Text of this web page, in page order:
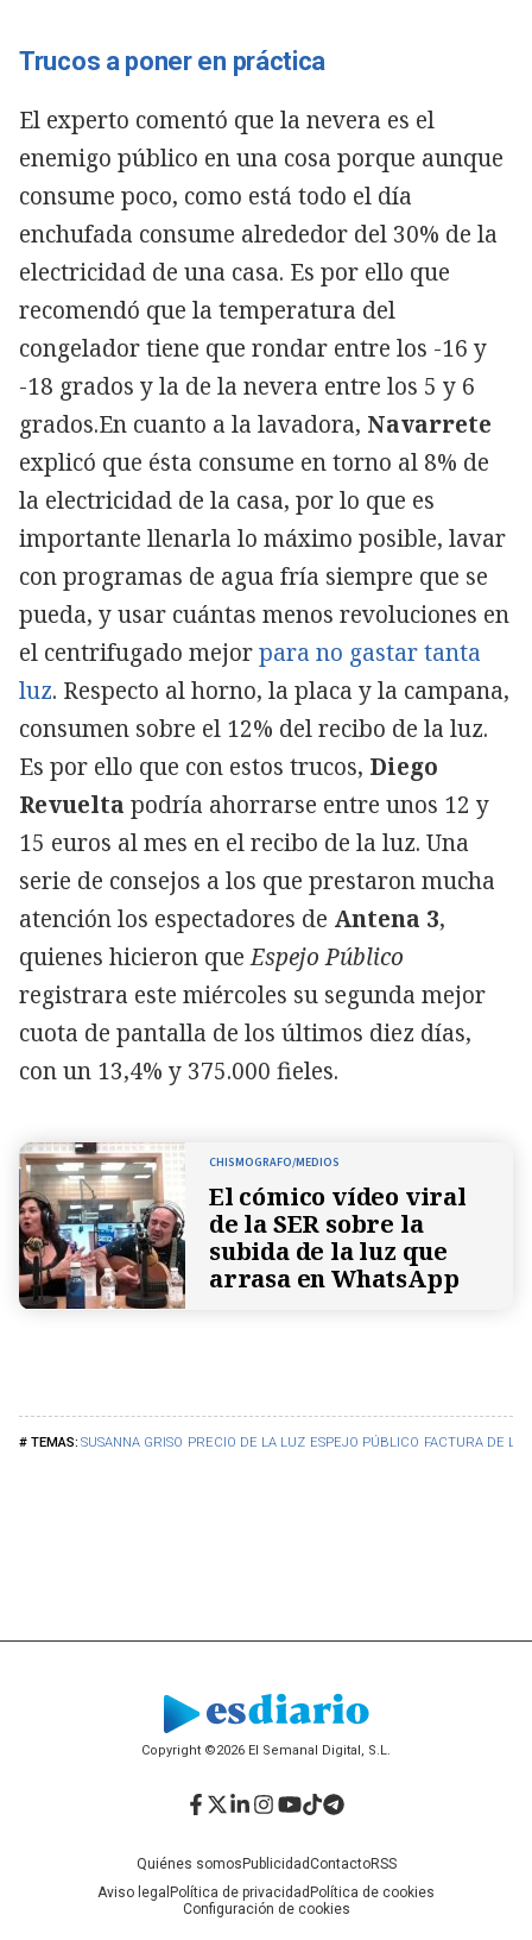
SUSANNA GRISO PRECIO DE LA LUZ ESPEJO PÚBLICO FACTURA DE LA
Trucos a poner en práctica
El experto comentó que la nevera es el
enemigo público en una cosa porque aunque
consume poco, como está todo el día
enchufada consume alrededor del 30% de la
electricidad de una casa. Es por ello que
recomendó que la temperatura del
congelador tiene que rondar entre los -16 y
-18 grados y la de la nevera entre los 5 y 6
grados.En cuanto a la lavadora, Navarrete
explicó que ésta consume en torno al 8% de
la electricidad de la casa, por lo que es
importante llenarla lo máximo posible, lavar
con programas de agua fría siempre que se
pueda, y usar cuántas menos revoluciones en
el centrifugado mejorpara no gastar tanta
luz. Respecto al horno, la placa y la campana,
consumen sobre el 12% del recibo de la luz.
Es por ello que con estos trucos, Diego
Revuelta podría ahorrarse entre unos 12 y
15 euros al mes en el recibo de la luz. Una
serie de consejos a los que prestaron mucha
atención los espectadores de Antena 3,
quienes hicieron queEspejo Público
registrara este miércoles su segunda mejor
cuota de pantalla de los últimos diez días,
con un 13,4% y 375.000 fieles.
CHISMOGRAFO/MEDIOS
El cómico vídeo viral
de la SER sobre la
subida de la luz que
arrasa en WhatsApp
Copyright ©2026 El Semanal Digital, S.L.
Quiénes somos PublicidadContactoRSS
Aviso legal Política de privacidad Política de cookies
Configuración de cookies
Facebook
Twitter
LinkedIn
Instagram
YouTube
TikTok
Telegram